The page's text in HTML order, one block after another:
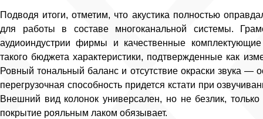
Подводя итоги, отметим, что акустика полностью
для работы в составе многоканальной системы.
аудиоиндустрии фирмы и качественные
такого бюджета характеристики, подтвержденные как
Ровный тональный баланс и отсутствие окраски звука —
перегрузочная способность придется кстати при
Внешний вид колонок универсален, но не безлик,
покрытие рояльным лаком обязывает.